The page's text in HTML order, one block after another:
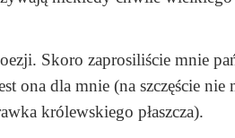
Skoro zaprosiliście mnie
dla mnie (na szczęście nie
królewskiego płaszcza).